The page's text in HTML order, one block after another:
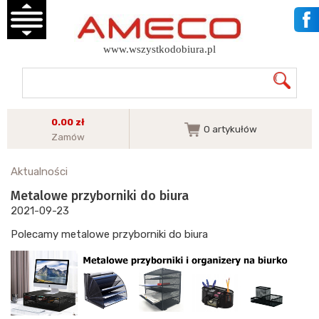
www.wszystkodobiura.pl
0.00 zł
Zamów
0 artykułów
Aktualności
Metalowe przyborniki do biura
2021-09-23
Polecamy metalowe przyborniki do biura